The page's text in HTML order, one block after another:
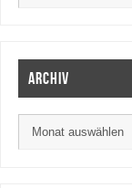
Archiv